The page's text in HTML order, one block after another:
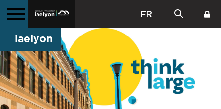
FR
iaelyon